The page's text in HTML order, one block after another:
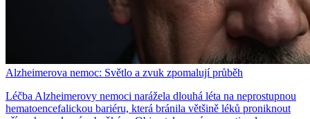
Alzheimerova nemoc: Světlo a zvuk zpomalují průběh
Léčba Alzheimerovy nemoci narážela dlouhá léta na neprostupnou
hematoencefalickou bariéru, která bránila většině léků proniknout